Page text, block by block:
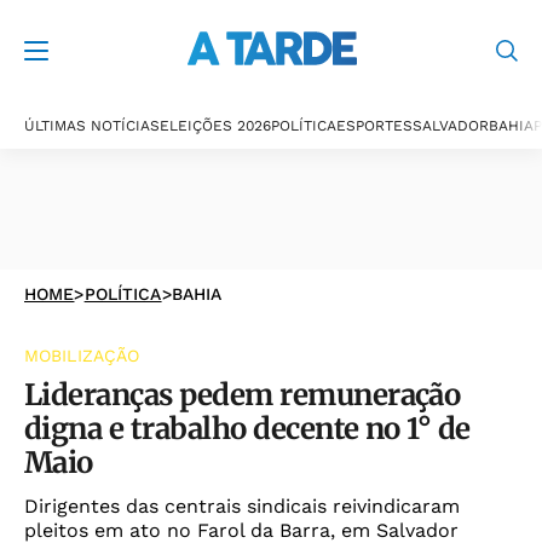
ÚLTIMAS NOTÍCIASELEIÇÕES 2026POLÍTICAESPORTESSALVADORBAHIA
HOME>POLÍTICA>BAHIA
MOBILIZAÇÃO
Lideranças pedem remuneração
digna e trabalho decente no 1° de
Maio
Dirigentes das centrais sindicais reivindicaram
pleitos em ato no Farol da Barra, em Salvador